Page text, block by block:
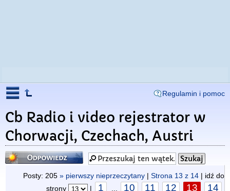
Regulamin i pomoc
Cb Radio i video rejestrator w
Chorwacji, Czechach, Austri
Odpowiedz
Posty: 205 » pierwszy nieprzeczytany | Strona 13 z 14 | idź do
strony
| 1 10 11 12 13 14